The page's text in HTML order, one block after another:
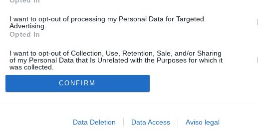
I want to opt-out of processing my Personal Data for Targeted
Advertising.
Opted In
I want to opt-out of Collection, Use, Retention, Sale, and/or Sharing
of my Personal Data that Is Unrelated with the Purposes for which it
was collected.
Opted In
CONFIRM
Data Deletion Data Access Aviso legal